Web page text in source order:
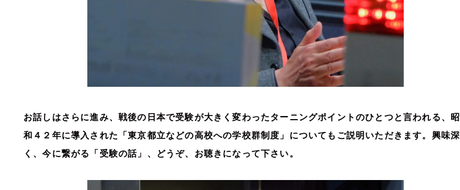
お話しはさらに進み、戦後の日本で受験が大きく変わったターニングポイントのひとつと言われる、昭
和４２年に導入された「東京都立などの高校への学校群制度」についてもご説明いただきます。興味深
く、今に繋がる「受験の話」、どうぞ、お聴きになって下さい。